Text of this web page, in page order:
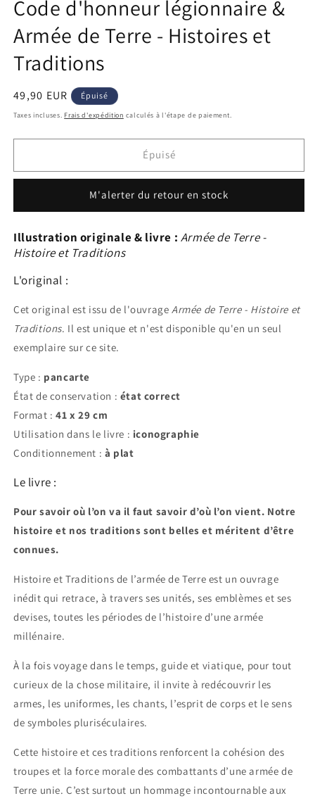
Code d'honneur légionnaire &
Armée de Terre - Histoires et
Traditions
Prix
habituel
49,90 EUR Épuisé
Taxes incluses. Frais d'expédition calculés à l'étape de paiement.
Épuisé
M'alerter du retour en stock
Illustration originale & livre : Armée de Terre -
Histoire et Traditions
L'original :
Cet original est issu de l'ouvrage Armée de Terre - Histoire et
Traditions. Il est unique et n'est disponible qu'en un seul
exemplaire sur ce site.
Type : pancarte
État de conservation : état correct
Format :41 x 29 cm
Utilisation dans le livre : iconographie
Conditionnement : à plat
Le livre :
Pour savoir où l’on va il faut savoir d’où l’on vient. Notre
histoire et nos traditions sont belles et méritent d’être
connues.
Histoire et Traditions de l’armée de Terre est un ouvrage
inédit qui retrace, à travers ses unités, ses emblèmes et ses
devises, toutes les périodes de l’histoire d’une armée
millénaire.
À la fois voyage dans le temps, guide et viatique, pour tout
curieux de la chose militaire, il invite à redécouvrir les
armes, les uniformes, les chants, l’esprit de corps et le sens
de symboles pluriséculaires.
Cette histoire et ces traditions renforcent la cohésion des
troupes et la force morale des combattants d’une armée de
Terre unie. C’est surtout un hommage incontournable aux